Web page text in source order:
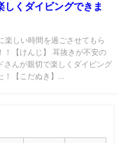
しくダイビングできま
楽しい時間を過ごさせてもら
！【けんじ】 耳抜きが不安の
さんが親切で楽しくダイビング
！【こだぬき】...